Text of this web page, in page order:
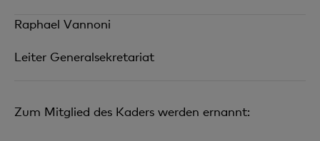
Raphael Vannoni
Leiter Generalsekretariat
Zum Mitglied des Kaders werden ernannt: